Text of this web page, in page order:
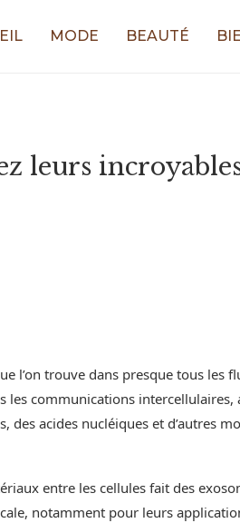
MODE BEAUTÉ
leurs
l’on trouve dans presque tous les
les communications intercellulaires,
acides nucléiques et d’autres
entre les cellules fait des
notamment pour leurs